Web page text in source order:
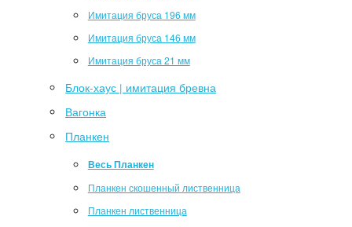
Имитация бруса 196 мм
Имитация бруса 146 мм
Имитация бруса 21 мм
Блок-хаус | имитация бревна
Вагонка
Планкен
Весь Планкен
Планкен скошенный лиственница
Планкен лиственница